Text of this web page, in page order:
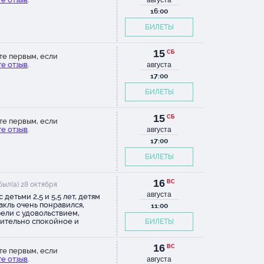
16:00
БИЛЕТЫ
первым, если
отзыв.
15 СБ
августа
17:00
БИЛЕТЫ
первым, если
отзыв.
15 СБ
августа
17:00
БИЛЕТЫ
28 октября
детьми 2,5 и 5,5 лет, детям
очень понравился,
с удовольствием,
спокойное и
совет: приходите
30_40 до начала спектакля,
16 ВС
августа
11:00
БИЛЕТЫ
первым, если
отзыв.
16 ВС
августа